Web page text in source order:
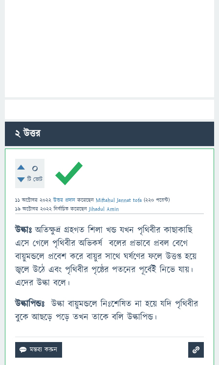
2উত্তর
0
টি ভোট
11 অক্টোবর 2022 উত্তর প্রদান করেছেন Miftahul Jannat tofa (220 পয়েন্ট)
19 অক্টোবর 2022 নির্বাচিত করেছেনJihadul Amin
উল্কাঃঅতিক্ষুদ্র গ্রহগত শিলা খন্ড যখন পৃথিবীর কাছাকাছি
এসে গেলে পৃথিবীর অভিকর্ষ বলের প্রভাবে প্রবল বেগে
বায়ুমন্ডলে প্রবেশ করে বায়ুর সাথে ঘর্ষণের ফলে উত্তপ্ত হয়ে
জ্বলে উঠে এবং পৃথিবীর পৃষ্ঠের পতনের পূর্বেই নিভে যায়।
এদের উল্কা বলে।
উল্কাপিন্ডঃউল্কাবায়ুমন্ডলে নিঃশেষিত না হয়ে যদি পৃথিবীর
বুকে আছড়ে পড়ে তখন তাকে বলি উল্কাপিন্ড।